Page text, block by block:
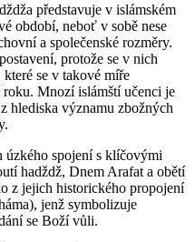
představuje v islámském
období, neboť v sobě nese
a společenské rozměry.
protože se v nich
se v takové míře
Mnozí islámští učenci je
hlediska významu zbožných
spojení s klíčovými
hadždž, Dnem Arafat a obětí
z jejich historického propojení
jenž symbolizuje
se Boží vůli.